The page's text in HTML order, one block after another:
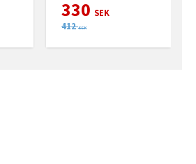
330 SEK
412 SEK